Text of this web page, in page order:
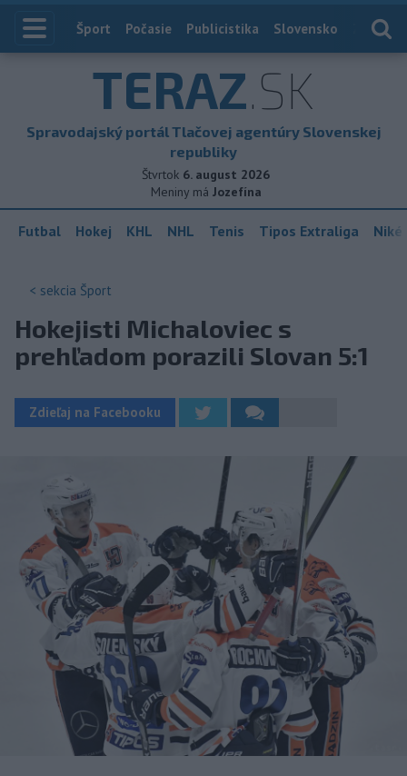
Index
Šport Počasie Publicistika Slovensko
TERAZ.SK
Spravodajský portál Tlačovej agentúry Slovenskej
republiky
Štvrtok 6. august 2026
Meniny má Jozefína
Futbal Hokej KHL NHL Tenis Tipos Extraliga
< sekcia Šport
Hokejisti Michaloviec s
prehľadom porazili Slovan 5:1
Zdieľaj na Facebooku